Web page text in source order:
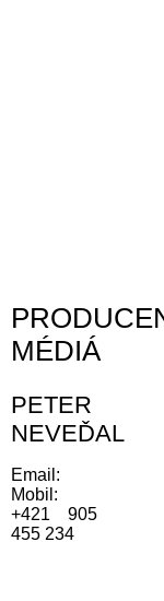
MÉDIÁ
PETER
NEVEĎAL
Email:
Mobil:
+421 905
455 234